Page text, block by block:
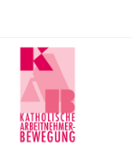
springen